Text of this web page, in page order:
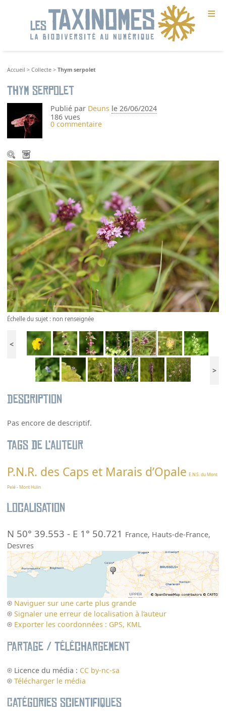
≡
Accueil >Collecte >Thym serpolet
Thym serpolet
Publié par Deuns le 26/06/2024
186 vues
0 commentaire
Échelle du sujet : non renseignée
<
>
Description
Pas encore de descriptif.
Tags de l’auteur
P.N.R. des Caps et Marais d’Opale E.N.S. du Mont
Pelé - Mont Hulin
Localisation
N 50° 39.553 - E 1° 50.721 France, Hauts-de-France,
Desvres
Naviguer sur une carte plus grande
Signaler une erreur de localisation à l’auteur
Exporter les coordonnées : GPS, KML
Partage / Téléchargement
Licence du média : CC by-nc-sa
Télécharger le média
Catégories scientifiques